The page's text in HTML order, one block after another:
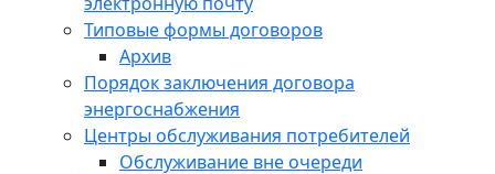
Типовые формы договоров
Архив
Порядок заключения договора
энергоснабжения
Центры обслуживания потребителей
Обслуживание вне очереди